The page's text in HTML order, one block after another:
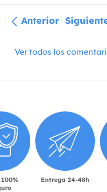
Anterior
Ver todos los
Entrega 24-48h